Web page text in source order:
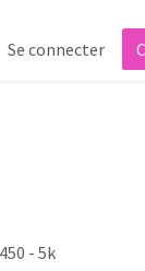
Se connecter
- 5k